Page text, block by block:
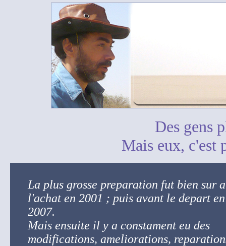
Des gens
Mais eux, c'est
La plus grosse preparation fut bien sur a
l'achat en 2001 ; puis avant le depart en
2007.
Mais ensuite il y a constament eu des
modifications, ameliorations,